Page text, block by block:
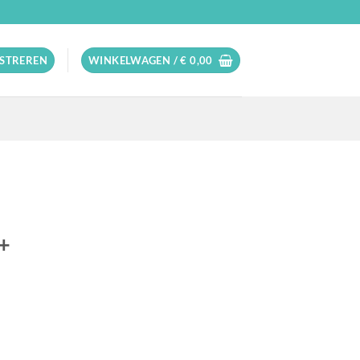
WINKELWAGEN /€ 0,00